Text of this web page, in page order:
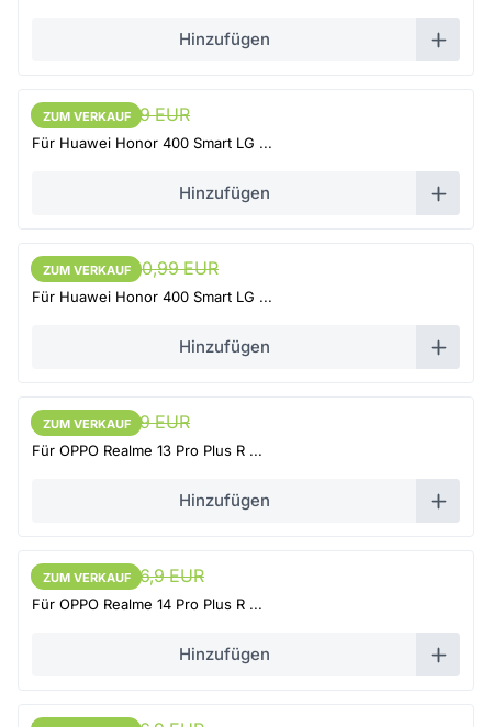
Hinzufügen
ZUM VERKAUF
34,1 EUR 35,9 EUR
Für Huawei Honor 400 Smart LG ...
Hinzufügen
ZUM VERKAUF
ZUM VERKAUF
38,94 EUR 40,99 EUR
Für Huawei Honor 400 Smart LG ...
Hinzufügen
ZUM VERKAUF
ZUM VERKAUF
68,3 EUR 71,9 EUR
Für OPPO Realme 13 Pro Plus R ...
Hinzufügen
ZUM VERKAUF
ZUM VERKAUF
73,05 EUR 76,9 EUR
Für OPPO Realme 14 Pro Plus R ...
Hinzufügen
ZUM VERKAUF